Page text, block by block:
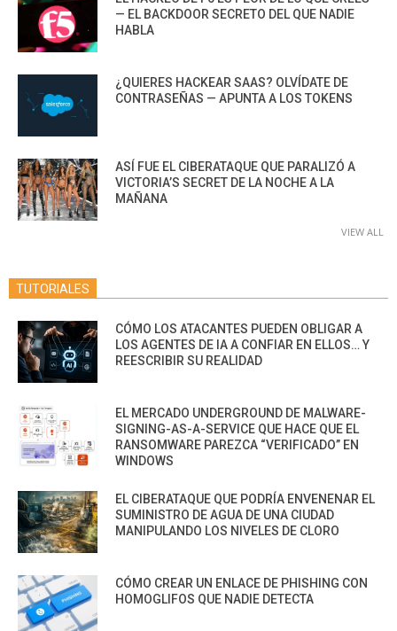
— EL BACKDOOR SECRETO DEL QUE NADIE
HABLA
¿QUIERES HACKEAR SAAS? OLVÍDATE DE
CONTRASEÑAS — APUNTA A LOS TOKENS
ASÍ FUE EL CIBERATAQUE QUE PARALIZÓ A
VICTORIA’S SECRET DE LA NOCHE A LA
MAÑANA
VIEW ALL
TUTORIALES
CÓMO LOS ATACANTES PUEDEN OBLIGAR A
LOS AGENTES DE IA A CONFIAR EN ELLOS… Y
REESCRIBIR SU REALIDAD
EL MERCADO UNDERGROUND DE MALWARE-
SIGNING-AS-A-SERVICE QUE HACE QUE EL
RANSOMWARE PAREZCA “VERIFICADO” EN
WINDOWS
EL CIBERATAQUE QUE PODRÍA ENVENENAR EL
SUMINISTRO DE AGUA DE UNA CIUDAD
MANIPULANDO LOS NIVELES DE CLORO
CÓMO CREAR UN ENLACE DE PHISHING CON
HOMOGLIFOS QUE NADIE DETECTA